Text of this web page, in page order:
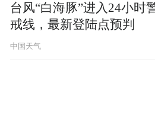
台风“白海豚”进入24小时
戒线，最新登陆点预判
中国天气